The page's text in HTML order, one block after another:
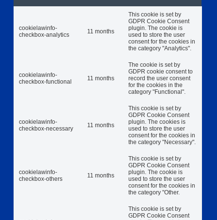
cookielawinfo-
checkbox-analytics
11 months
This cookie is set by
GDPR Cookie Consent
plugin. The cookie is
used to store the user
consent for the cookies in
the category "Analytics".
cookielawinfo-
checkbox-functional
11 months
The cookie is set by
GDPR cookie consent to
record the user consent
for the cookies in the
category "Functional".
cookielawinfo-
checkbox-necessary
11 months
This cookie is set by
GDPR Cookie Consent
plugin. The cookies is
used to store the user
consent for the cookies in
the category "Necessary".
cookielawinfo-
checkbox-others
11 months
This cookie is set by
GDPR Cookie Consent
plugin. The cookie is
used to store the user
consent for the cookies in
the category "Other.
This cookie is set by
GDPR Cookie Consent